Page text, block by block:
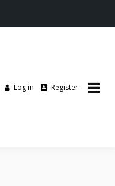
Log in Register